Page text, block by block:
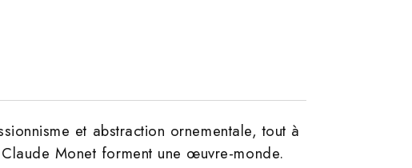
et abstraction ornementale, tout à
Monet forment une œuvre-monde.